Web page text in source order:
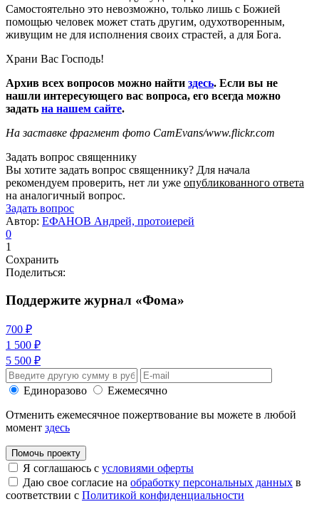
Самостоятельно это невозможно, только лишь с Божией
помощью человек может стать другим, одухотворенным,
живущим не для исполнения своих страстей, а для Бога.
Храни Вас Господь!
Архив всех вопросов можно найти здесь. Если вы не
нашли интересующего вас вопроса, его всегда можно
задать на нашем сайте.
На заставке фрагмент фото CamEvans/www.flickr.com
Задать вопрос священнику
Вы хотите задать вопрос священнику? Для начала
рекомендуем проверить, нет ли уже опубликованного ответа
на аналогичный вопрос.
Задать вопрос
Автор: ЕФАНОВ Андрей, протоиерей
0
1
Сохранить
Поделиться:
Поддержите журнал «Фома»
700 ₽
1 500 ₽
5 500 ₽
Единоразово
Ежемесячно
Отменить ежемесячное пожертвование вы можете в любой
момент здесь
Помочь проекту
Я соглашаюсь с условиями оферты
Даю свое согласие на обработку персональных данных в
соответствии с Политикой конфиденциальности